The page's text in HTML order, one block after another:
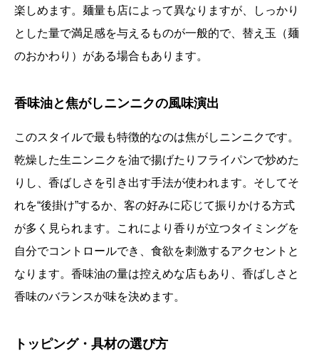
楽しめます。麺量も店によって異なりますが、しっかり
とした量で満足感を与えるものが一般的で、替え玉（麺
のおかわり）がある場合もあります。
香味油と焦がしニンニクの風味演出
このスタイルで最も特徴的なのは焦がしニンニクです。
乾燥した生ニンニクを油で揚げたりフライパンで炒めた
りし、香ばしさを引き出す手法が使われます。そしてそ
れを“後掛け”するか、客の好みに応じて振りかける方式
が多く見られます。これにより香りが立つタイミングを
自分でコントロールでき、食欲を刺激するアクセントと
なります。香味油の量は控えめな店もあり、香ばしさと
香味のバランスが味を決めます。
トッピング・具材の選び方